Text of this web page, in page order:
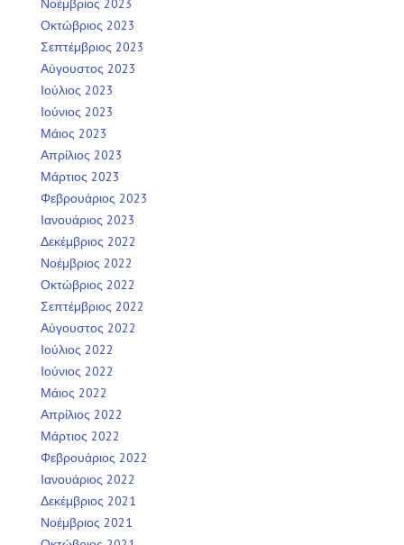
Νοέμβριος 2023
Οκτώβριος 2023
Σεπτέμβριος 2023
Αύγουστος 2023
Ιούλιος 2023
Ιούνιος 2023
Μάιος 2023
Απρίλιος 2023
Μάρτιος 2023
Φεβρουάριος 2023
Ιανουάριος 2023
Δεκέμβριος 2022
Νοέμβριος 2022
Οκτώβριος 2022
Σεπτέμβριος 2022
Αύγουστος 2022
Ιούλιος 2022
Ιούνιος 2022
Μάιος 2022
Απρίλιος 2022
Μάρτιος 2022
Φεβρουάριος 2022
Ιανουάριος 2022
Δεκέμβριος 2021
Νοέμβριος 2021